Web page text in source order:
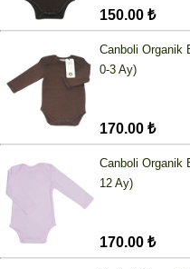
150.00 ₺
Canboli Organik
0-3 Ay)
170.00 ₺
Canboli Organik
12 Ay)
170.00 ₺